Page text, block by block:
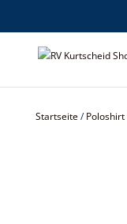
Startseite/